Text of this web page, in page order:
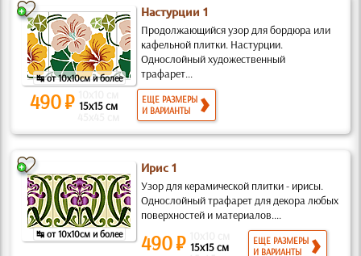
↹ от 10x10см и более
Настурции 1
Продолжающийся узор для бордюра или
кафельной плитки. Настурции.
Однослойный художественный
трафарет...
490 ₽ 15x15 см
ЕЩЕ РАЗМЕРЫ
И ВАРИАНТЫ
↹ от 10x10см и более
Ирис 1
Узор для керамической плитки - ирисы.
Однослойный трафарет для декора любых
поверхностей и материалов....
490 ₽ 15x15 см
ЕЩЕ РАЗМЕРЫ
И ВАРИАНТЫ